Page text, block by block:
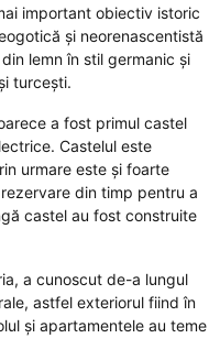
important obiectiv istoric
şi neorenascentistă
lemn în stil germanic şi
turceşti.
a fost primul castel
Castelul este
urmare este şi foarte
din timp pentru a
castel au fost construite
a cunoscut de-a lungul
astfel exteriorul fiind în
şi apartamentele au teme